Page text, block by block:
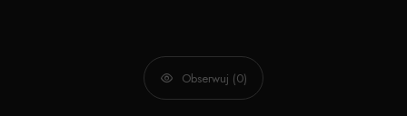
Obserwuj (0)